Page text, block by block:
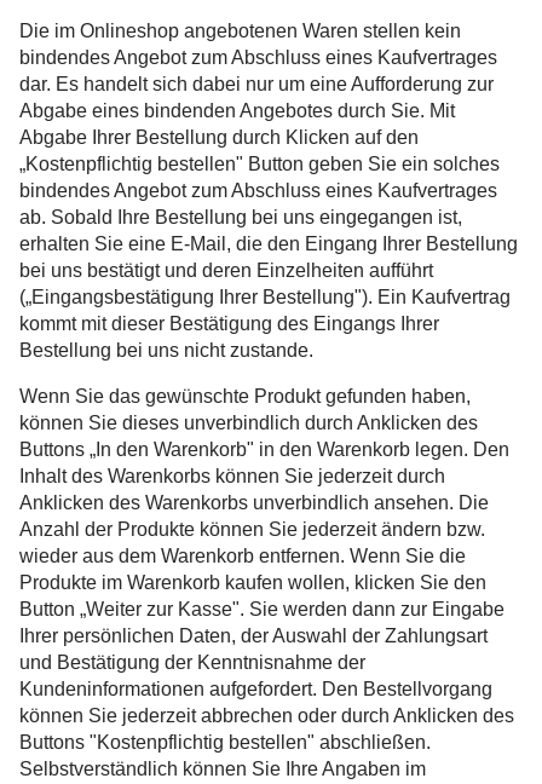
Die im Onlineshop angebotenen Waren stellen kein
bindendes Angebot zum Abschluss eines Kaufvertrages
dar. Es handelt sich dabei nur um eine Aufforderung zur
Abgabe eines bindenden Angebotes durch Sie. Mit
Abgabe Ihrer Bestellung durch Klicken auf den
„Kostenpflichtig bestellen" Button geben Sie ein solches
bindendes Angebot zum Abschluss eines Kaufvertrages
ab. Sobald Ihre Bestellung bei uns eingegangen ist,
erhalten Sie eine E-Mail, die den Eingang Ihrer Bestellung
bei uns bestätigt und deren Einzelheiten aufführt
(„Eingangsbestätigung Ihrer Bestellung"). Ein Kaufvertrag
kommt mit dieser Bestätigung des Eingangs Ihrer
Bestellung bei uns nicht zustande.
Wenn Sie das gewünschte Produkt gefunden haben,
können Sie dieses unverbindlich durch Anklicken des
Buttons „In den Warenkorb" in den Warenkorb legen. Den
Inhalt des Warenkorbs können Sie jederzeit durch
Anklicken des Warenkorbs unverbindlich ansehen. Die
Anzahl der Produkte können Sie jederzeit ändern bzw.
wieder aus dem Warenkorb entfernen. Wenn Sie die
Produkte im Warenkorb kaufen wollen, klicken Sie den
Button „Weiter zur Kasse". Sie werden dann zur Eingabe
Ihrer persönlichen Daten, der Auswahl der Zahlungsart
und Bestätigung der Kenntnisnahme der
Kundeninformationen aufgefordert. Den Bestellvorgang
können Sie jederzeit abbrechen oder durch Anklicken des
Buttons "Kostenpflichtig bestellen" abschließen.
Selbstverständlich können Sie Ihre Angaben im